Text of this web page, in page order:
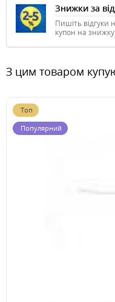
Знижки за
Пишіть
купон на знижку
З цим товаром
Топ
Популярний